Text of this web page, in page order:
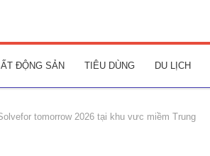
ĐỘNG SẢN TIÊU DÙNG DU LỊCH
tomorrow 2026 tại khu vưc miềm Trung